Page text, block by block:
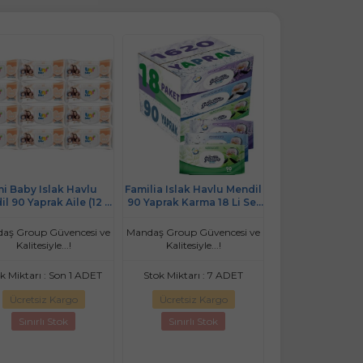
Baby Islak Havlu
90 Yaprak Aile (12 Li
Kapaklı
Group Güvencesi ve
Kalitesiyle...!
Miktarı : Son 1 ADET
Ücretsiz Kargo
Sınırlı Stok
Familia Islak Havlu Mendil
90 Yaprak Karma 18 Li Set
Tazeliği) 1620 Yaprak
Mandaş Group Güvencesi ve
Kalitesiyle...!
Stok Miktarı : 7 ADET
Ücretsiz Kargo
Sınırlı Stok